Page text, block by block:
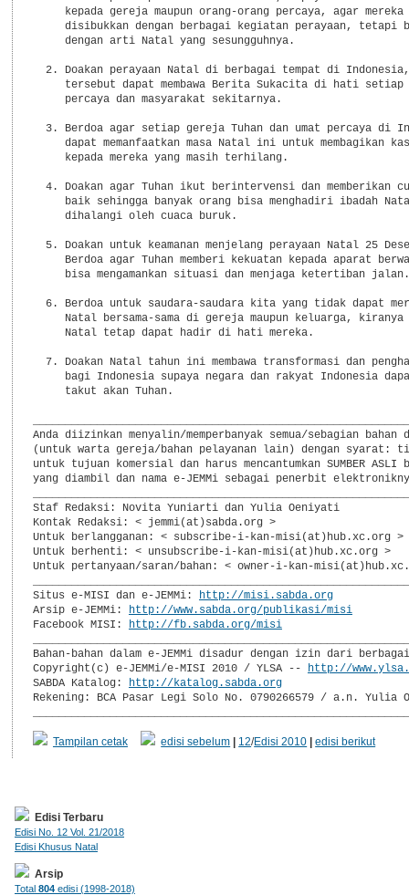
kepada gereja maupun orang-orang percaya, agar mereka
disibukkan dengan berbagai kegiatan perayaan, tetapi
     dengan arti Natal yang sesungguhnya.
2. Doakan perayaan Natal di berbagai tempat di
tersebut dapat membawa Berita Sukacita di hati setiap
     percaya dan masyarakat sekitarnya.
3. Berdoa agar setiap gereja Tuhan dan umat percaya di
dapat memanfaatkan masa Natal ini untuk membagikan
     kepada mereka yang masih terhilang.
4. Doakan agar Tuhan ikut berintervensi dan memberikan
baik sehingga banyak orang bisa menghadiri ibadah
     dihalangi oleh cuaca buruk.
5. Doakan untuk keamanan menjelang perayaan Natal 25
Berdoa agar Tuhan memberi kekuatan kepada aparat
     bisa mengamankan situasi dan menjaga ketertiban jalan.
6. Berdoa untuk saudara-saudara kita yang tidak dapat
Natal bersama-sama di gereja maupun keluarga, kiranya
     Natal tetap dapat hadir di hati mereka.
7. Doakan Natal tahun ini membawa transformasi dan
bagi Indonesia supaya negara dan rakyat Indonesia
     takut akan Tuhan.
Anda diizinkan menyalin/memperbanyak semua/sebagian bahan
(untuk warta gereja/bahan pelayanan lain) dengan syarat:
untuk tujuan komersial dan harus mencantumkan SUMBER ASLI
yang diambil dan nama e-JEMMi sebagai penerbit
Staf Redaksi: Novita Yuniarti dan Yulia Oeniyati
Kontak Redaksi: < jemmi(at)sabda.org >
Untuk berlangganan: < subscribe-i-kan-misi(at)hub.xc.org >
Untuk berhenti: < unsubscribe-i-kan-misi(at)hub.xc.org >
Untuk pertanyaan/saran/bahan: < owner-i-kan-
Situs e-MISI dan e-JEMMi:
http://misi.sabda.org
Arsip e-JEMMi:
http://www.sabda.org/publikasi/misi
Facebook MISI:
http://fb.sabda.org/misi
Bahan-bahan dalam e-JEMMi disadur dengan izin dari
Copyright(c) e-JEMMi/e-MISI 2010 / YLSA --
http://
SABDA Katalog:
http://katalog.sabda.org
Rekening: BCA Pasar Legi Solo No. 0790266579 / a.n. Yulia
Tampilan cetak edisi sebelum | 12/Edisi 2010 |edisi berikut
Edisi Terbaru
Edisi No. 12 Vol. 21/2018
Edisi Khusus Natal
Arsip
Total 804edisi (1998-2018)